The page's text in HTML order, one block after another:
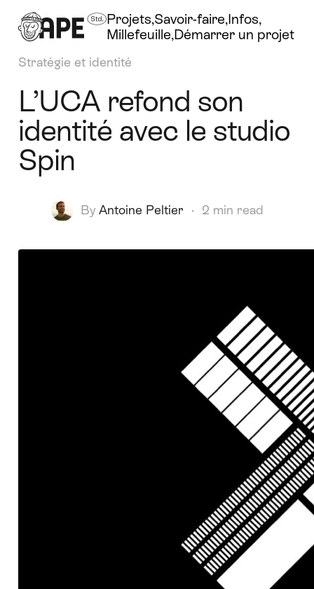
Projets Savoir-faire Infos
Millefeuille Démarrer un projet
Stratégie et identité
L’UCA refond son
identité avec le studio
Spin
By Antoine Peltier · 2 min read